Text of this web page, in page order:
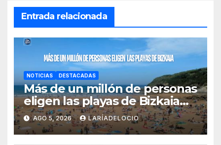
Entrada relacionada
NOTICIAS DESTACADAS
Más de un millón de personas
eligen las playas de Bizkaia
en la primera mitad de la
temporada
AGO 5, 2026 LARÍADELOCIO